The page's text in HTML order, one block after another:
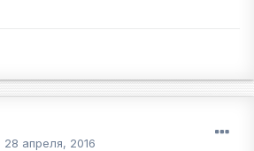
28 апреля, 2016